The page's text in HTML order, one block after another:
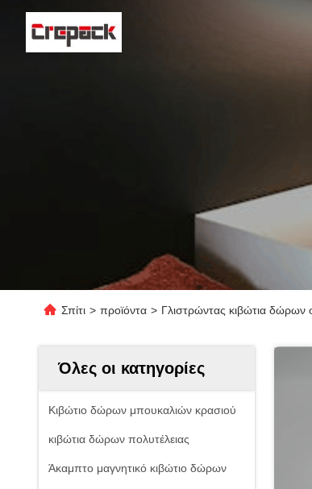
Σπίτι > προϊόντα > Γλιστρώντας κιβώτια δώρων
Όλες οι κατηγορίες
Κιβώτιο δώρων μπουκαλιών κρασιού
κιβώτια δώρων πολυτέλειας
Άκαμπτο μαγνητικό κιβώτιο δώρων